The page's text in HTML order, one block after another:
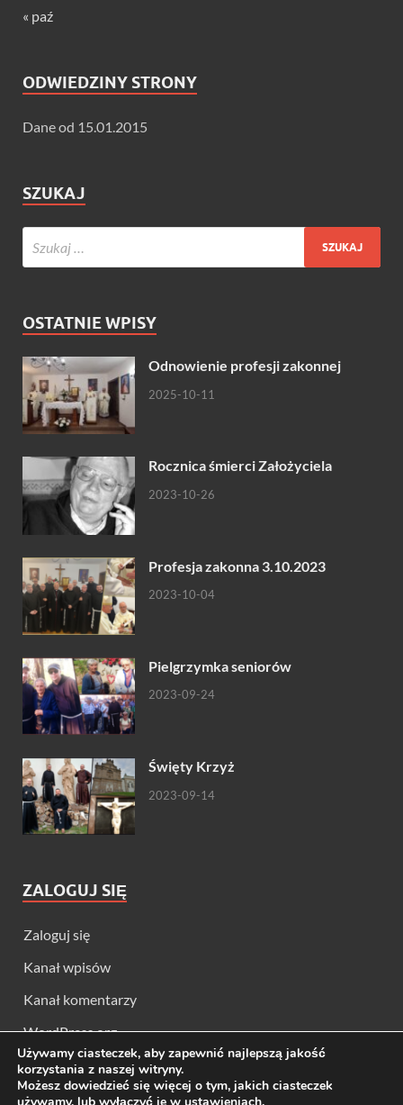
« paź
ODWIEDZINY STRONY
Dane od 15.01.2015
SZUKAJ
OSTATNIE WPISY
Odnowienie profesji zakonnej
2025-10-11
Rocznica śmierci Założyciela
2023-10-26
Profesja zakonna 3.10.2023
2023-10-04
Pielgrzymka seniorów
2023-09-24
Święty Krzyż
2023-09-14
ZALOGUJ SIĘ
Zaloguj się
Kanał wpisów
Kanał komentarzy
WordPress.org
Używamy ciasteczek, aby zapewnić najlepszą jakość
korzystania z naszej witryny.
Możesz dowiedzieć się więcej o tym, jakich ciasteczek